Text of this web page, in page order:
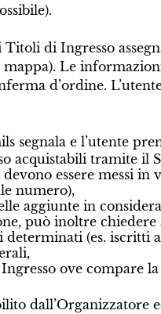
di Ingresso
mappa). Le
d’ordine.
segnala e l’utente
acquistabili tramite il
essere messi
numero),
aggiunte in
può inoltre
(es. iscritti
ove compare